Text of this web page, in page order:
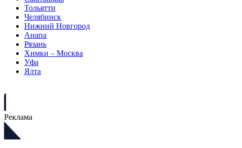
Тольятти
Челябинск
Нижний Новгород
Анапа
Рязань
Химки – Москва
Уфа
Ялта
Реклама